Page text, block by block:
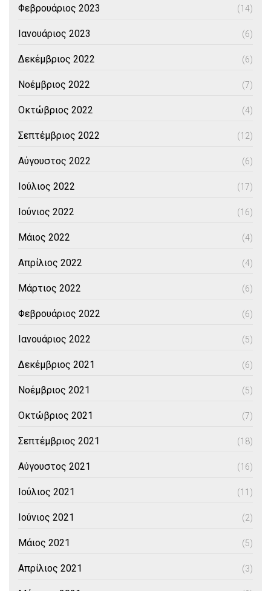
Φεβρουάριος 2023 (14)
Ιανουάριος 2023 (6)
Δεκέμβριος 2022 (6)
Νοέμβριος 2022 (7)
Οκτώβριος 2022 (4)
Σεπτέμβριος 2022 (12)
Αύγουστος 2022 (6)
Ιούλιος 2022 (17)
Ιούνιος 2022 (16)
Μάιος 2022 (4)
Απρίλιος 2022 (4)
Μάρτιος 2022 (6)
Φεβρουάριος 2022 (6)
Ιανουάριος 2022 (5)
Δεκέμβριος 2021 (6)
Νοέμβριος 2021 (5)
Οκτώβριος 2021 (7)
Σεπτέμβριος 2021 (18)
Αύγουστος 2021 (16)
Ιούλιος 2021 (11)
Ιούνιος 2021 (2)
Μάιος 2021 (5)
Απρίλιος 2021 (3)